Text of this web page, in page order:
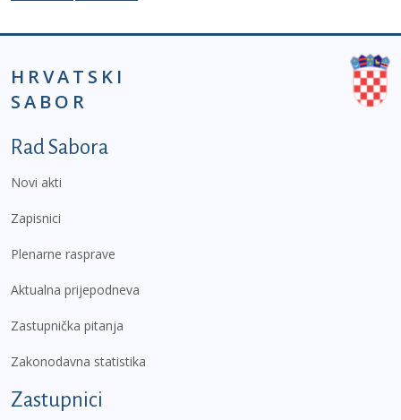
HRVATSKI
SABOR
Podnožje prvi izbornik
Rad Sabora
Novi akti
Zapisnici
Plenarne rasprave
Aktualna prijepodneva
Zastupnička pitanja
Zakonodavna statistika
Zastupnici